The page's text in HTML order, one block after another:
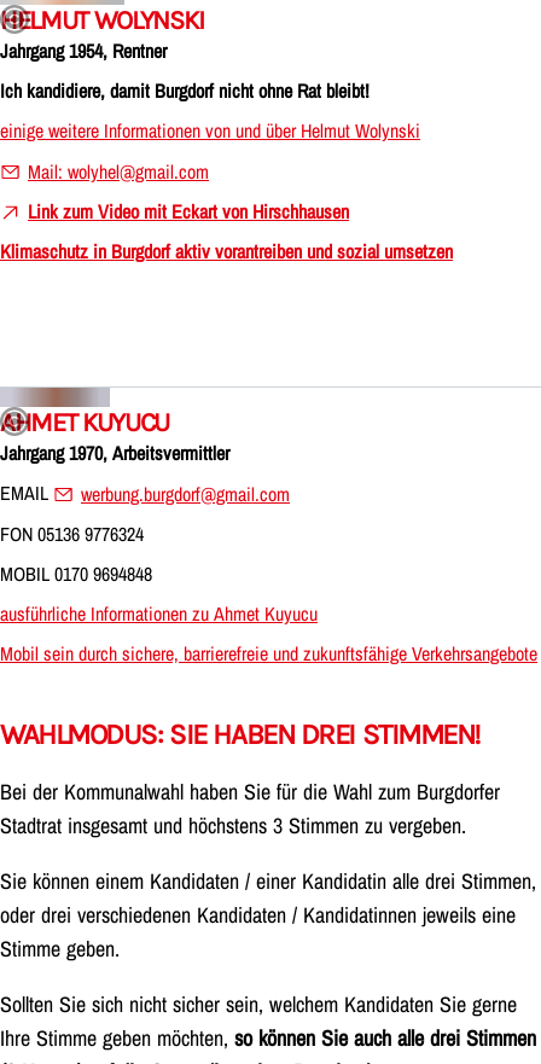
HELMUT WOLYNSKI
Jahrgang 1954, Rentner
Ich kandidiere, damit Burgdorf nicht ohne Rat bleibt!
einige weitere Informationen von und über Helmut Wolynski
Mail: wolyhel@gmail.com
Link zum Video mit Eckart von Hirschhausen
Klimaschutz in Burgdorf aktiv vorantreiben und sozial umsetzen
AHMET KUYUCU
Jahrgang 1970, Arbeitsvermittler
EMAIL
werbung.burgdorf@gmail.com
FON 05136 9776324
MOBIL 0170 9694848
ausführliche Informationen zu Ahmet Kuyucu
Mobil sein durch sichere, barrierefreie und zukunftsfähige Verkehrsangebote
WAHLMODUS: SIE HABEN DREI STIMMEN!
Bei der Kommunalwahl haben Sie für die Wahl zum Burgdorfer
Stadtrat insgesamt und höchstens 3 Stimmen zu vergeben.
Sie können einem Kandidaten / einer Kandidatin alle drei Stimmen,
oder drei verschiedenen Kandidaten / Kandidatinnen jeweils eine
Stimme geben.
Sollten Sie sich nicht sicher sein, welchem Kandidaten Sie gerne
Ihre Stimme geben möchten, so können Sie auch alle drei Stimmen